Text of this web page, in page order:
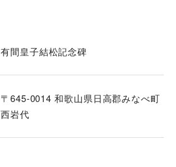
有間皇子結松記念碑
〒645-0014 和歌山県日高郡みなべ町
西岩代